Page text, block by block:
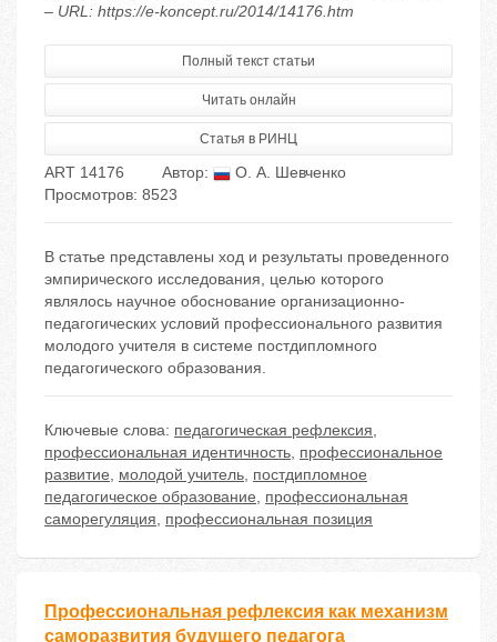
– URL: https://e-koncept.ru/2014/14176.htm
Полный текст статьи
Читать онлайн
Статья в РИНЦ
ART 14176 Автор:
О. А. Шевченко
Просмотров: 8523
В статье представлены ход и результаты проведенного
эмпирического исследования, целью которого
являлось научное обоснование организационно-
педагогических условий профессионального развития
молодого учителя в системе постдипломного
педагогического образования.
Ключевые слова: педагогическая рефлексия,
профессиональная идентичность, профессиональное
развитие, молодой учитель, постдипломное
педагогическое образование, профессиональная
саморегуляция, профессиональная позиция
Профессиональная рефлексия как механизм
саморазвития будущего педагога